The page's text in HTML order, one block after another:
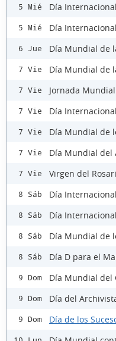
5 Mié Día
5 Mié Día
6 Jue Día Mundial de
7 Vie Día Mundial de
7 Vie Jornada
7 Vie Día
7 Vie Día Mundial de
7 Vie Día Mundial del
7 Vie Virgen del
8 Sáb Día
8 Sáb Día
8 Sáb Día Mundial de
8 Sáb Día D para el
9 Dom Día Mundial del
9 Dom Día del
9 Dom Día de los